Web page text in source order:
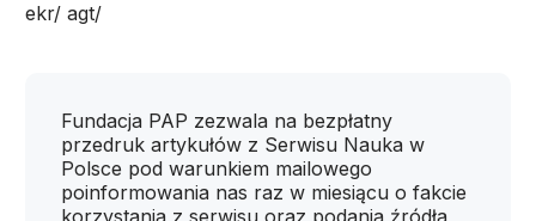
ekr/ agt/
Fundacja PAP zezwala na bezpłatny
przedruk artykułów z Serwisu Nauka w
Polsce pod warunkiem mailowego
poinformowania nas raz w miesiącu o fakcie